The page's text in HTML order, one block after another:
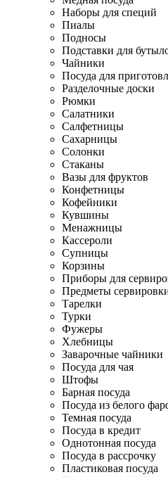
Наборы для специй
Пиалы
Подносы
Подставки для
Чайники
Посуда для
Разделочные доски
Рюмки
Салатники
Салфетницы
Сахарницы
Солонки
Стаканы
Вазы для фруктов
Конфетницы
Кофейники
Кувшины
Менажницы
Кассероли
Супницы
Корзины
Приборы для
Предметы
Тарелки
Турки
Фужеры
Хлебницы
Заварочные чайники
Посуда для чая
Штофы
Барная посуда
Посуда из белого
Темная посуда
Посуда в кредит
Однотонная посуда
Посуда в рассрочку
Пластиковая посуда